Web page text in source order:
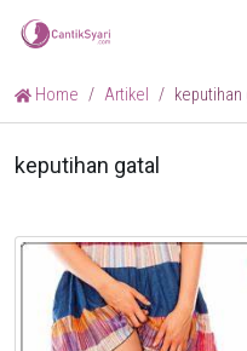
Home Artikel keputihan
keputihan gatal